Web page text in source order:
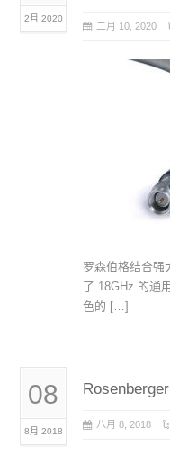
2月 2020
二月 10, 2020
罗森伯格结合强
了 18GHz 的通
色的 […]
08
8月 2018
八月 8, 2018